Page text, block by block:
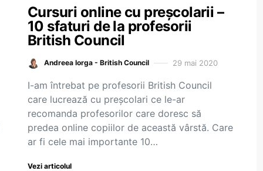
Cursuri online cu preșcolarii –
10 sfaturi de la profesorii
British Council
Andreea Iorga - British Council 29 mai 2020
I-am întrebat pe profesorii British Council
care lucrează cu preșcolari ce le-ar
recomanda profesorilor care doresc să
predea online copiilor de această vârstă. Care
ar fi cele mai importante 10…
Vezi articolul